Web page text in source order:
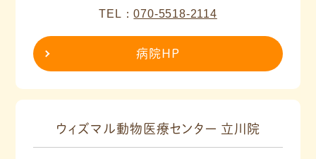
TEL：070-5518-2114
病院HP
ウィズマル動物医療センター 立川院